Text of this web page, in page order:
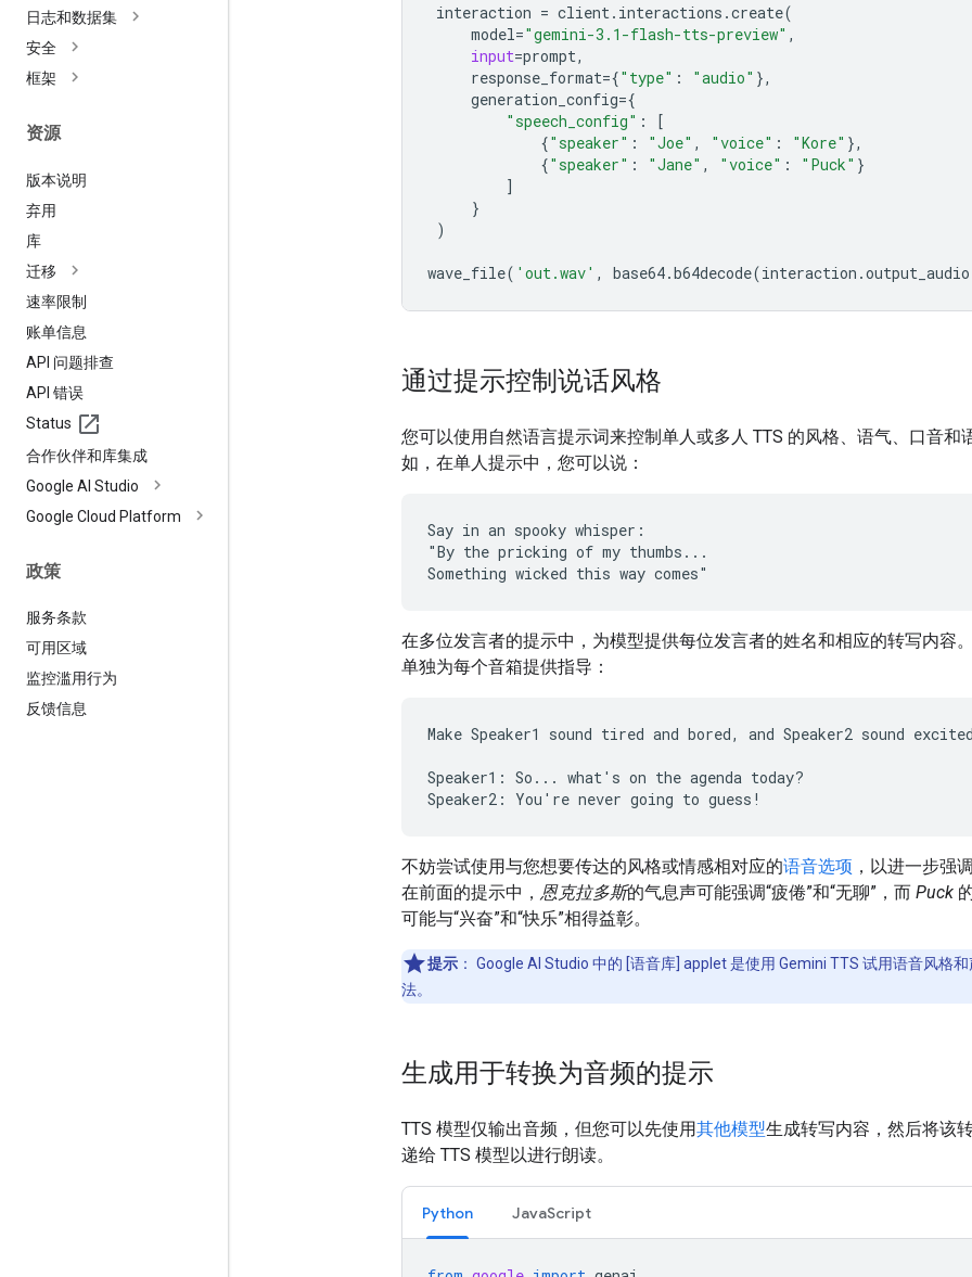
日志和数据集
安全
框架
资源
版本说明
弃用
库
迁移
速率限制
账单信息
API 问题排查
API 错误
Status
合作伙伴和库集成
Google AI Studio
Google Cloud Platform
政策
服务条款
可用区域
监控滥用行为
反馈信息
interaction = client. interactions .create(
model="gemini-3.1-flash-tts-preview" ,
input=prompt,
response_format={"type" : "audio" },
generation_config={
"speech_config" :
[
{"speaker" : "Joe" , "voice" : "Kore" },
{"speaker" : "Jane" , "voice" : "Puck" }
]
}
)
wave_file( 'out.wav' , base64.b64decode(interaction .output_audio
通过提示控制说话风格
您可以使用自然语言提示词来控制单人或多人 TTS 的风格、语气、口音和
如，在单人提示中，您可以说：
Say in an spooky whisper:
"By the pricking of my thumbs...
在多位发言者的提示中，为模型提供每位发言者的姓名和相应的转写内容
单独为每个音箱提供指导：
Make Speaker1 sound tired and bored, and Speaker2 sound
Speaker1: So... what's on the agenda today?
不妨尝试使用与您想要传达的风格或情感相对应的语音选项 ，以进一步强
在前面的提示中， 恩克拉多斯的气息声可能强调“疲倦”和“无聊”，而 Puck
可能与“兴奋”和“快乐”相得益彰。
提示 ： Google AI Studio 中的 [语音库] applet 是使用 Gemini TTS 试用语音风格
法。
生成用于转换为音频的提示
TTS 模型仅输出音频，但您可以先使用其他模型生成转写内容，然后将该
递给 TTS 模型以进行朗读。
Python JavaScript